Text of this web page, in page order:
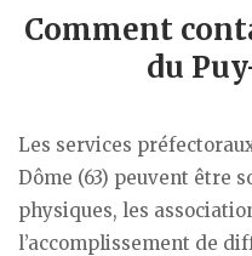
Comment
du
Les services
Dôme (63) peuvent être
physiques, les
l’accomplissement de